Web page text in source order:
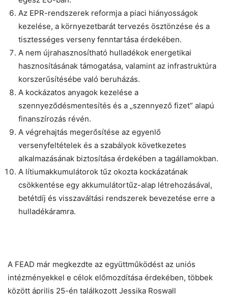
Az EPR-rendszerek reformja a piaci hiányosságok
kezelése, a környezetbarát tervezés ösztönzése és a
tisztességes verseny fenntartása érdekében.
A nem újrahasznosítható hulladékok energetikai
hasznosításának támogatása, valamint az infrastruktúra
korszerűsítésébe való beruházás.
A kockázatos anyagok kezelése a
szennyeződésmentesítés és a „szennyező fizet” alapú
finanszírozás révén.
A végrehajtás megerősítése az egyenlő
versenyfeltételek és a szabályok következetes
alkalmazásának biztosítása érdekében a tagállamokban.
A lítiumakkumulátorok tűz okozta kockázatának
csökkentése egy akkumulátortűz-alap létrehozásával,
betétdíj és visszaváltási rendszerek bevezetése erre a
hulladékáramra.
A FEAD már megkezdte az együttműködést az uniós
intézményekkel e célok előmozdítása érdekében, többek
között április 25-én találkozott Jessika Roswall